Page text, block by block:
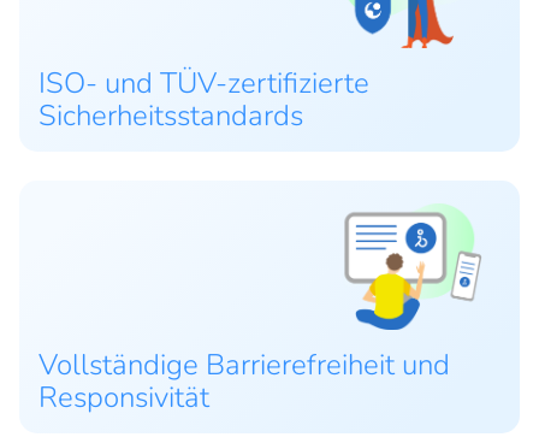
ISO- und TÜV-zertifizierte
Sicherheitsstandards
Vollständige Barrierefreiheit und
Responsivität